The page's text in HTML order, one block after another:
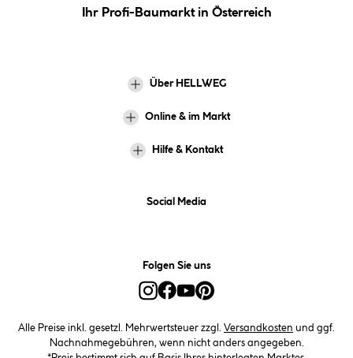
Ihr Profi-Baumarkt in Österreich
Über HELLWEG
Online & im Markt
Hilfe & Kontakt
Social Media
Folgen Sie uns
Alle Preise inkl. gesetzl. Mehrwertsteuer zzgl. Versandkosten und ggf.
Nachnahmegebühren, wenn nicht anders angegeben.